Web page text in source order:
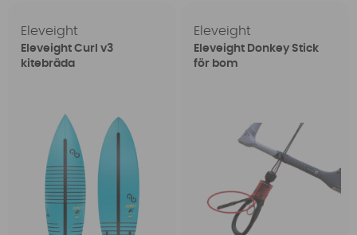
Eleveight
Eleveight Curl v3
kitebräda
Eleveight
Eleveight Donkey Stick
för bom